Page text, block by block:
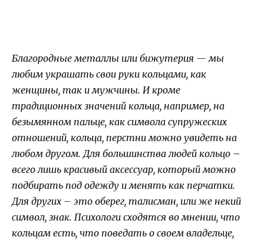
Благородные металлы или бижутерия — мы
любим украшать свои руки кольцами, как
женщины, так и мужчины. И кроме
традиционных значений кольца, например, на
безымянном пальце, как символа супружеских
отношений, кольца, перстни можно увидеть на
любом другом. Для большинства людей кольцо –
всего лишь красивый аксессуар, который можно
подбирать под одежду и менять как перчатки.
Для других – это оберег, талисман, или же некий
символ, знак. Психологи сходятся во мнении, что
кольцам есть, что поведать о своем владельце,